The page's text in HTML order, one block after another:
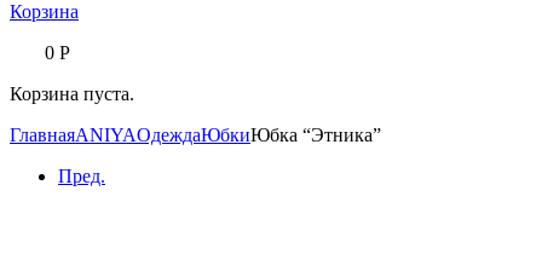
Корзина
0Р
Корзина пуста.
ГлавнаяANIYAОдеждаЮбкиЮбка “Этника”
Пред.